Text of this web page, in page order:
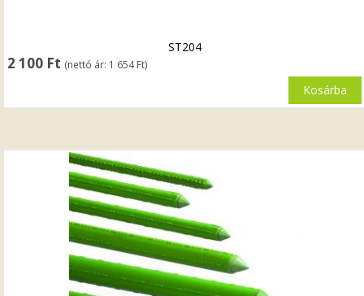
2 100 Ft (nettó ár: 1 654Ft)
ST204
Kosárba